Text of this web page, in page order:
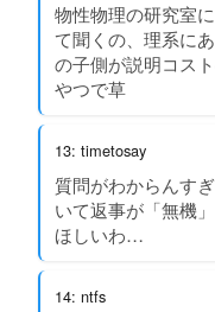
物性物理の研究室
て聞くの、理系に
の子側が説明コス
やつで草
13: timetosay
質問がわからんす
いて返事が「無機
ほしいわ…
14: ntfs